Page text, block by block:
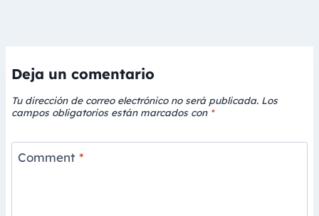
Deja un comentario
Tu dirección de correo electrónico no será publicada. Los
campos obligatorios están marcados con *
Comment *